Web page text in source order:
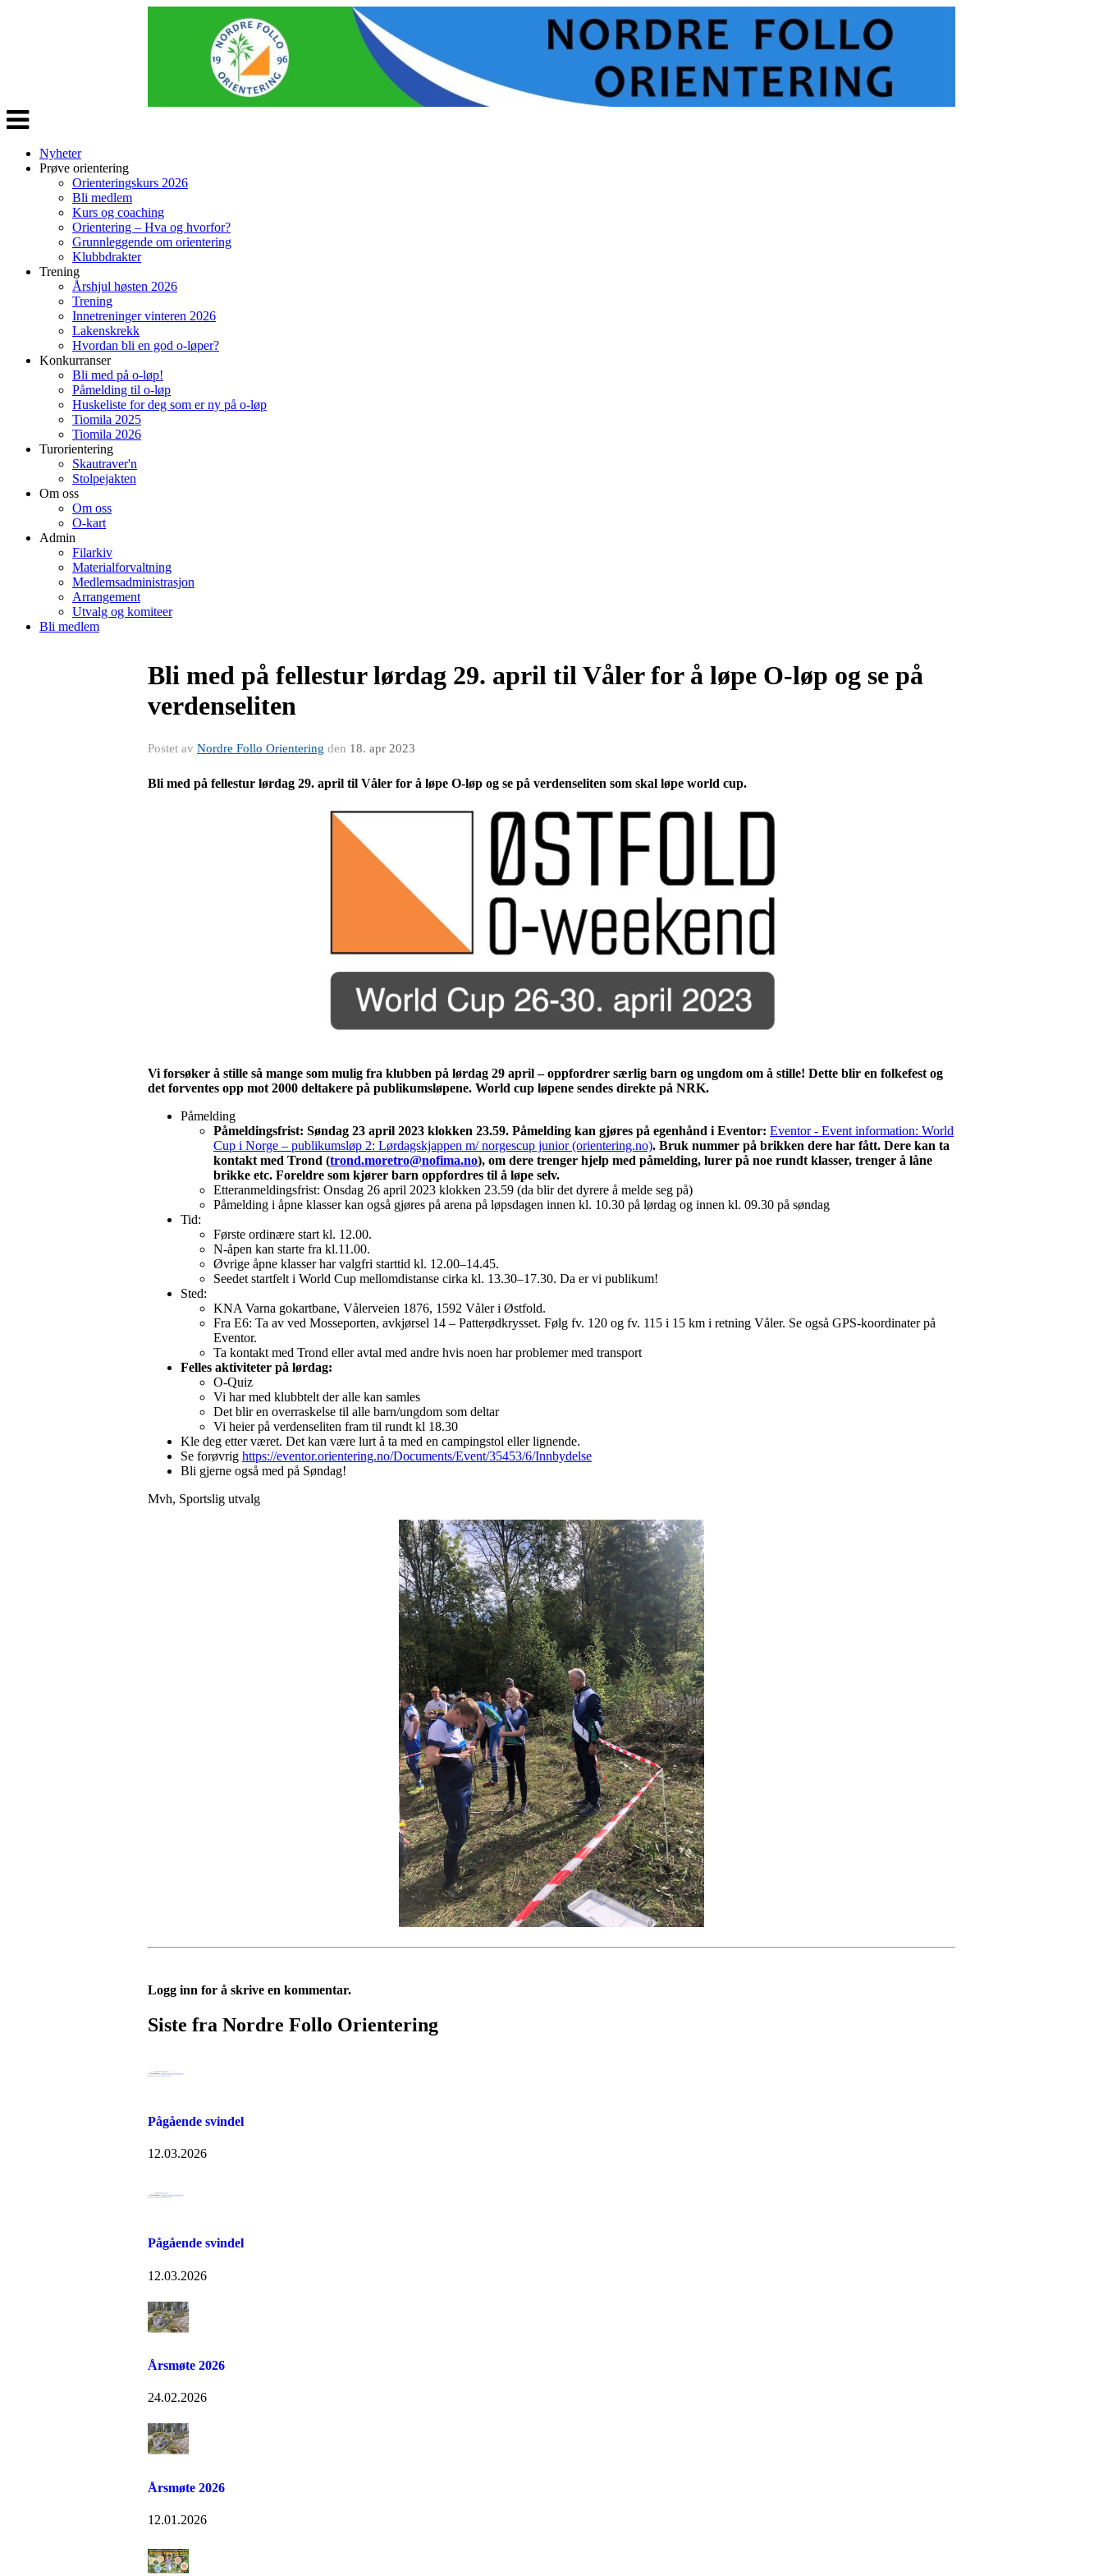
Veksle
navigasjon
Nyheter
Prøve orientering
Orienteringskurs 2026
Bli medlem
Kurs og coaching
Orientering – Hva og hvorfor?
Grunnleggende om orientering
Klubbdrakter
Trening
Årshjul høsten 2026
Trening
Innetreninger vinteren 2026
Lakenskrekk
Hvordan bli en god o-løper?
Konkurranser
Bli med på o-løp!
Påmelding til o-løp
Huskeliste for deg som er ny på o-løp
Tiomila 2025
Tiomila 2026
Turorientering
Skautraver'n
Stolpejakten
Om oss
Om oss
O-kart
Admin
Filarkiv
Materialforvaltning
Medlemsadministrasjon
Arrangement
Utvalg og komiteer
Bli medlem
Bli med på fellestur lørdag 29. april til Våler for å løpe O-løp og se på
verdenseliten
Postet av Nordre Follo Orientering den 18. apr 2023
Bli med på fellestur lørdag 29. april til Våler for å løpe O-løp og se på verdenseliten som skal løpe world cup.
Vi forsøker å stille så mange som mulig fra klubben på lørdag 29 april – oppfordrer særlig barn og ungdom om å stille! Dette blir en folkefest og
det forventes opp mot 2000 deltakere på publikumsløpene. World cup løpene sendes direkte på NRK.
Påmelding
Påmeldingsfrist: Søndag 23 april 2023 klokken 23.59. Påmelding kan gjøres på egenhånd i Eventor: Eventor - Event information: World
Cup i Norge – publikumsløp 2: Lørdagskjappen m/ norgescup junior (orientering.no). Bruk nummer på brikken dere har fått. Dere kan ta
kontakt med Trond (trond.moretro@nofima.no), om dere trenger hjelp med påmelding, lurer på noe rundt klasser, trenger å låne
brikke etc. Foreldre som kjører barn oppfordres til å løpe selv.
Etteranmeldingsfrist: Onsdag 26 april 2023 klokken 23.59 (da blir det dyrere å melde seg på)
Påmelding i åpne klasser kan også gjøres på arena på løpsdagen innen kl. 10.30 på lørdag og innen kl. 09.30 på søndag
Tid:
Første ordinære start kl. 12.00.
N-åpen kan starte fra kl.11.00.
Øvrige åpne klasser har valgfri starttid kl. 12.00–14.45.
Seedet startfelt i World Cup mellomdistanse cirka kl. 13.30–17.30. Da er vi publikum!
Sted:
KNA Varna gokartbane, Vålerveien 1876, 1592 Våler i Østfold.
Fra E6: Ta av ved Mosseporten, avkjørsel 14 – Patterødkrysset. Følg fv. 120 og fv. 115 i 15 km i retning Våler. Se også GPS-koordinater på
Eventor.
Ta kontakt med Trond eller avtal med andre hvis noen har problemer med transport
Felles aktiviteter på lørdag:
O-Quiz
Vi har med klubbtelt der alle kan samles
Det blir en overraskelse til alle barn/ungdom som deltar
Vi heier på verdenseliten fram til rundt kl 18.30
Kle deg etter været. Det kan være lurt å ta med en campingstol eller lignende.
Se forøvrig https://eventor.orientering.no/Documents/Event/35453/6/Innbydelse
Bli gjerne også med på Søndag!
Mvh, Sportslig utvalg
Logg inn for å skrive en kommentar.
Siste fra Nordre Follo Orientering
Pågående svindel
12.03.2026
Pågående svindel
12.03.2026
Årsmøte 2026
24.02.2026
Årsmøte 2026
12.01.2026